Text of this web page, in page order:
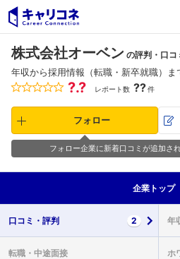
株式会社オーベン の評判・口コ
年収から採用情報（転職・新卒就職）ま
?.? レポート数 ??件
フォロー
フォロー企業に新着口コミが追加さ
企業 トップ
口コミ・ 評判 2 年
転職・ 中途面接 ホ